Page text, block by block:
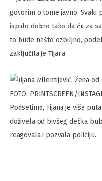
govorim o tome javno. Svaki
ispalo dobro tako da ću za
to bude nešto ozbiljno,
zaključila je Tijana.
FOTO: PRINTSCREEN/
Podsetimo, Tijana je više
doživela od bivšeg dečka
reagovala i pozvala policiju.